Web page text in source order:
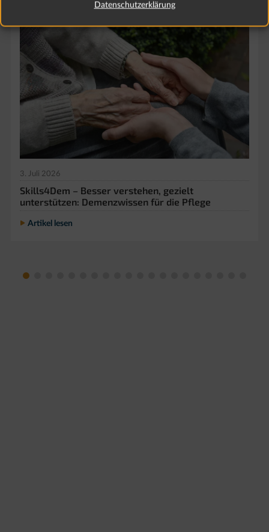
Datenschutzerklärung
3. Juli 2026
Skills4Dem – Besser verstehen, gezielt
unterstützen: Demenzwissen für die Pflege
Artikel lesen